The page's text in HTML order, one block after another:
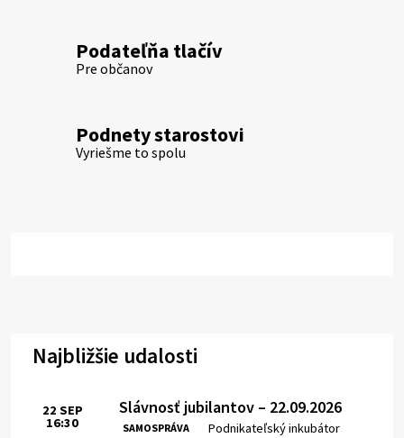
Podateľňa tlačív
Pre občanov
Podnety starostovi
Vyriešme to spolu
Najbližšie udalosti
Slávnosť jubilantov – 22.09.2026
SAMOSPRÁVA Miesto:
Podnikateľský inkubátor
Čas:
22 SEP
16:30